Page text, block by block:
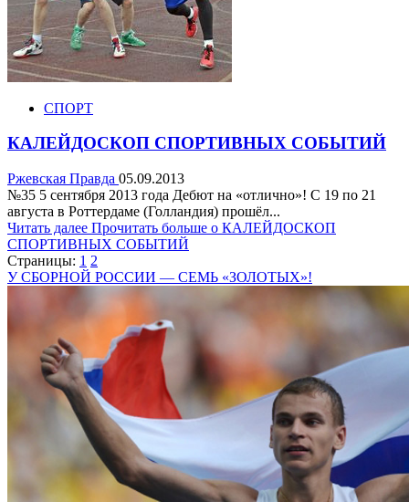
СПОРТ
КАЛЕЙДОСКОП СПОРТИВНЫХ СОБЫТИЙ
Ржевская Правда 05.09.2013
№35 5 сентября 2013 года Дебют на «отлично»! С 19 по 21
августа в Роттердаме (Голландия) прошёл...
Читать далее Прочитать больше о КАЛЕЙДОСКОП
СПОРТИВНЫХ СОБЫТИЙ
Страницы: 1 2
У СБОРНОЙ РОССИИ — СЕМЬ «ЗОЛОТЫХ»!